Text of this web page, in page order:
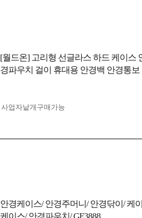
[월드온] 고리형 선글라스 하드 케이스
경파우치 걸이 휴대용 안경백 안경통보
사업자 낱개구매가능
안경케이스/ 안경주머니/ 안경닦이/ 케